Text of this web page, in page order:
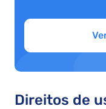
Direitos de